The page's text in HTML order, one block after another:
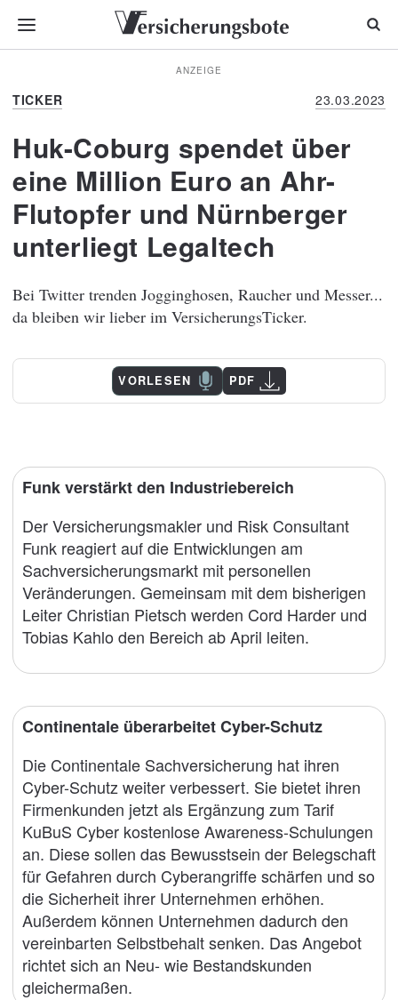
ANZEIGE
TICKER 23.03.2023
Huk-Coburg spendet über
eine Million Euro an Ahr-
Flutopfer und Nürnberger
unterliegt Legaltech
Bei Twitter trenden Jogginghosen, Raucher und Messer...
da bleiben wir lieber im VersicherungsTicker.
VORLESEN PDF
Funk verstärkt den Industriebereich
Der Versicherungsmakler und Risk Consultant
Funk reagiert auf die Entwicklungen am
Sachversicherungsmarkt mit personellen
Veränderungen. Gemeinsam mit dem bisherigen
Leiter Christian Pietsch werden Cord Harder und
Tobias Kahlo den Bereich ab April leiten.
Continentale überarbeitet Cyber-Schutz
Die Continentale Sachversicherung hat ihren
Cyber-Schutz weiter verbessert. Sie bietet ihren
Firmenkunden jetzt als Ergänzung zum Tarif
KuBuS Cyber kostenlose Awareness-Schulungen
an. Diese sollen das Bewusstsein der Belegschaft
für Gefahren durch Cyberangriffe schärfen und so
die Sicherheit ihrer Unternehmen erhöhen.
Außerdem können Unternehmen dadurch den
vereinbarten Selbstbehalt senken. Das Angebot
richtet sich an Neu- wie Bestandskunden
gleichermaßen.